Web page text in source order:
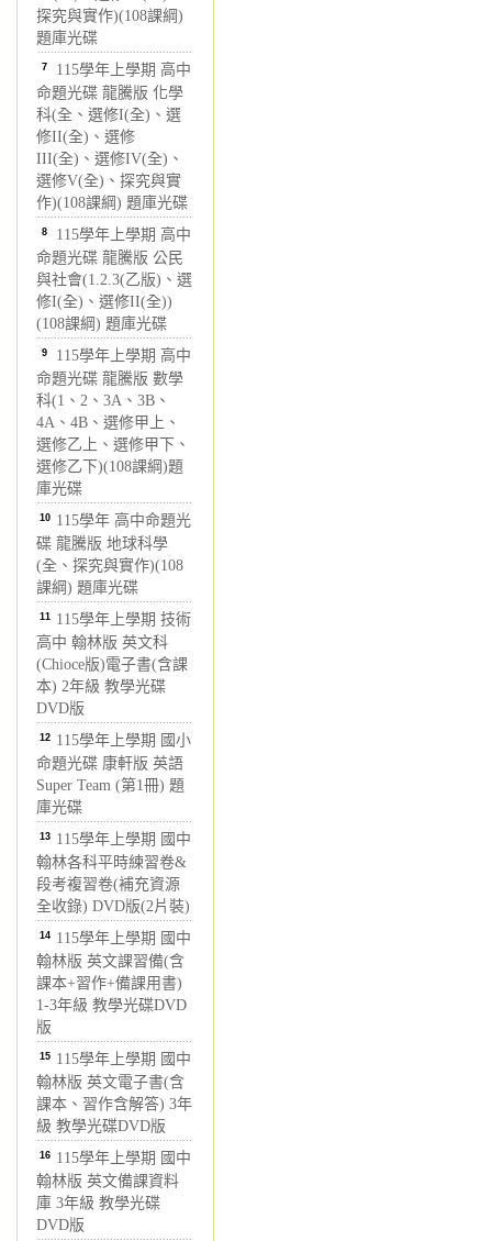
探究與實作)(108課綱)
題庫光碟
7 115學年上學期 高中
命題光碟 龍騰版 化學
科(全、選修I(全)、選
修II(全)、選修
III(全)、選修IV(全)、
選修V(全)、探究與實
作)(108課綱) 題庫光碟
8 115學年上學期 高中
命題光碟 龍騰版 公民
與社會(1.2.3(乙版)、選
修I(全)、選修II(全))
(108課綱) 題庫光碟
9 115學年上學期 高中
命題光碟 龍騰版 數學
科(1、2、3A、3B、
4A、4B、選修甲上、
選修乙上、選修甲下、
選修乙下)(108課綱)題
庫光碟
10 115學年 高中命題光
碟 龍騰版 地球科學
(全、探究與實作)(108
課綱) 題庫光碟
11 115學年上學期 技術
高中 翰林版 英文科
(Chioce版)電子書(含課
本) 2年級 教學光碟
DVD版
12 115學年上學期 國小
命題光碟 康軒版 英語
Super Team (第1冊) 題
庫光碟
13 115學年上學期 國中
翰林各科平時練習卷&
段考複習卷(補充資源
全收錄) DVD版(2片裝)
14 115學年上學期 國中
翰林版 英文課習備(含
課本+習作+備課用書)
1-3年級 教學光碟DVD
版
15 115學年上學期 國中
翰林版 英文電子書(含
課本、習作含解答) 3年
級 教學光碟DVD版
16 115學年上學期 國中
翰林版 英文備課資料
庫 3年級 教學光碟
DVD版